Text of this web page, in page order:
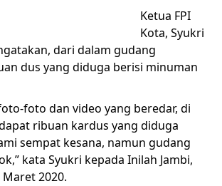
Ketua FPI
Kota, Syukri
dari dalam gudang
dus yang diduga berisi minuman
foto dan video yang beredar, di
ribuan kardus yang diduga
sempat kesana, namun gudang
kata Syukri kepada Inilah Jambi,
2020.